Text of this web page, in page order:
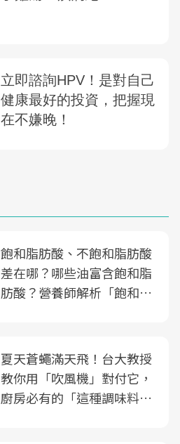
飽和脂肪酸、不飽和脂肪酸
差在哪？哪些油富含飽和脂
肪酸？營養師解析「飽和脂
夏天蒼蠅滿天飛！台大教授
教你用「吹風機」對付它，
廚房必有的「這種調味料」